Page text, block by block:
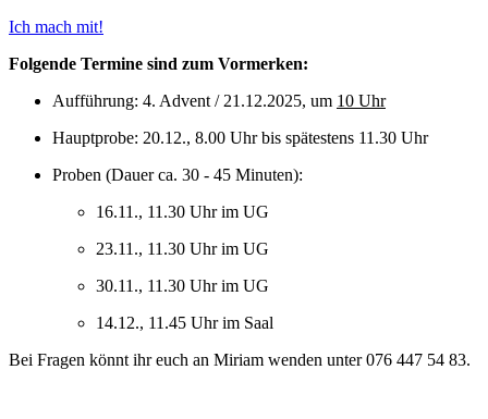
Ich mach mit!
Folgende Termine sind zum Vormerken:
Aufführung: 4. Advent / 21.12.2025, um 10 Uhr
Hauptprobe: 20.12., 8.00 Uhr bis spätestens 11.30 Uhr
Proben (Dauer ca. 30 - 45 Minuten):
16.11., 11.30 Uhr im UG
23.11., 11.30 Uhr im UG
30.11., 11.30 Uhr im UG
14.12., 11.45 Uhr im Saal
Bei Fragen könnt ihr euch an Miriam wenden unter 076 447 54 83.